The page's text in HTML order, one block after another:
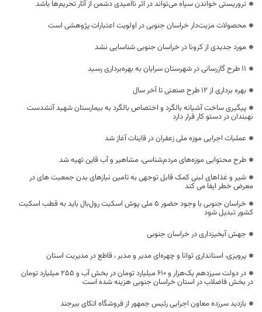
تروریستی خواندن سپاه می‌تواند در اثر ناامیدی دشمن از آثار تحریم‌ها باشد
محصولات مزیت‌دار خراسان جنوبی در اولویت اعتبارات پژوهشی است
مورد جدیدی از کرونا در خراسان جنوبی شناسایی نشد
۱۱ طرح گازرسانی در شهرستان سرایان به بهره‌برداری رسید
بهره برداری از 12 طرح صنعتی تا آخر سال
پیگیری ساخت آشیانه بالگرد و اختصاص بالگرد به بیمارستان شهید آتشدست
نهبندان در دستو کار قرار دارد
عملیات اجرایی موزه ملی زعفران در قاینات آغاز شد
طرح محتوایی موزه‌های مردم‌شناسی، مشاهیر و آب قاین تهیه شد
شیر و غذاهای لبنی کمک قابل توجهی به تامین نیازهای بدن جمعیت های در
معرض خطر ایفا می کند
خراسان جنوبی با وجود حضور ۵ ملی پوش اسکیت رول‌بال باید به قطب اسکیت
کشور تبدیل شود
جهش آبخیزداری در خراسان جنوبی
پرویزی، استانداری توانا و چهره‌ای مدیر و مدبر ، قاطع در مدیریت استان
در دولت سیزدهم یک‌هزار و ۶۱۰ میلیارد تومان در بخش آب و ۲۵۵ میلیارد تومان
در بخش فاضلاب در استان خراسان جنوبی هزینه شده است
بازدید سرزده معاون اجرایی رئیس جمهور از فروشگاه اتکای بیرجند